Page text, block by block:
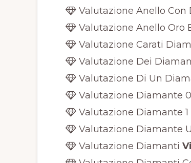
Valutazione Anello Con
Valutazione Anello Oro
Valutazione Carati
Valutazione Dei
Valutazione Di Un
Valutazione Diamante 0
Valutazione Diamante 1
Valutazione Diamante
Valutazione Diamanti